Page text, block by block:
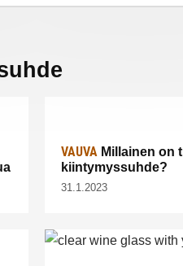
VAUVA Millainen on
kiintymyssuhde?
31.1.2023